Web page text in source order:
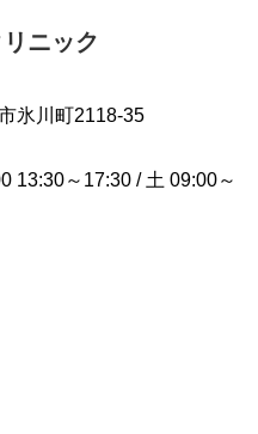
ニック
氷川町2118-35
13:30～17:30 / 土 09:00～